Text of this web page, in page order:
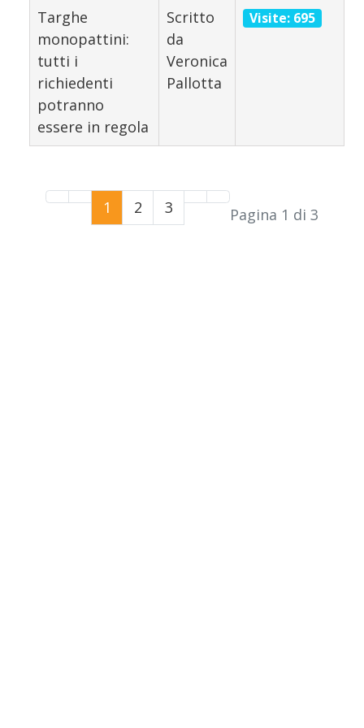
Targhe
monopattini:
tutti i
richiedenti
potranno
essere in regola
Scritto
da
Veronica
Pallotta
Visite: 695
1 2 3 Pagina 1 di 3